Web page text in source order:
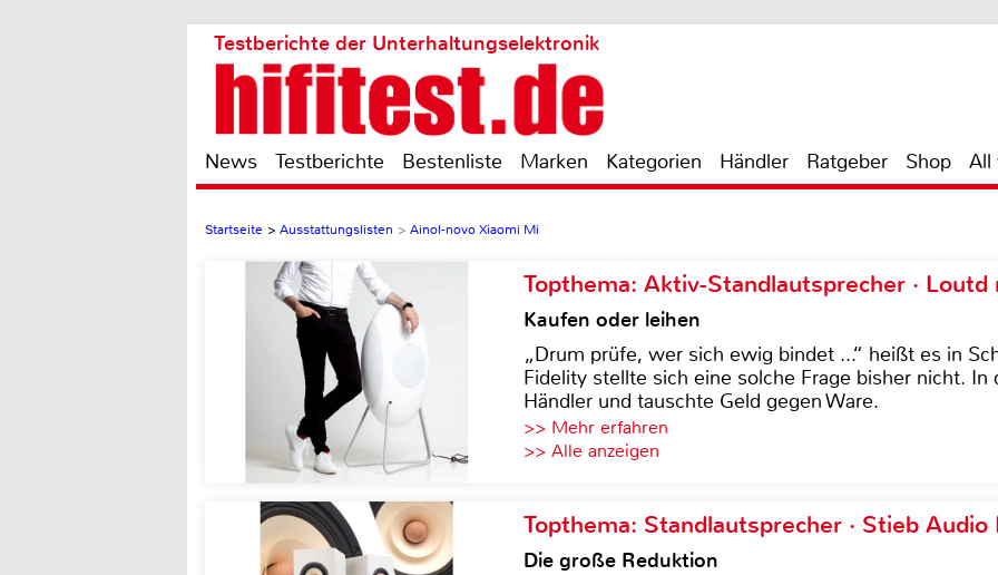
Testberichte der Unterhaltungselektronik
News Testberichte Bestenliste Marken Kategorien Händler Ratgeber Shop All
Startseite > Ausstattungslisten > Ainol-novo Xiaomi Mi
Topthema: Aktiv-Standlautsprecher · Loutd
Kaufen oder leihen
„Drum prüfe, wer sich ewig bindet ...“ heißt es in
Fidelity stellte sich eine solche Frage bisher nicht. In
Händler und tauschte Geld gegen Ware.
>> Mehr erfahren
>> Alle anzeigen
Topthema: Standlautsprecher · Stieb Audio
Die große Reduktion